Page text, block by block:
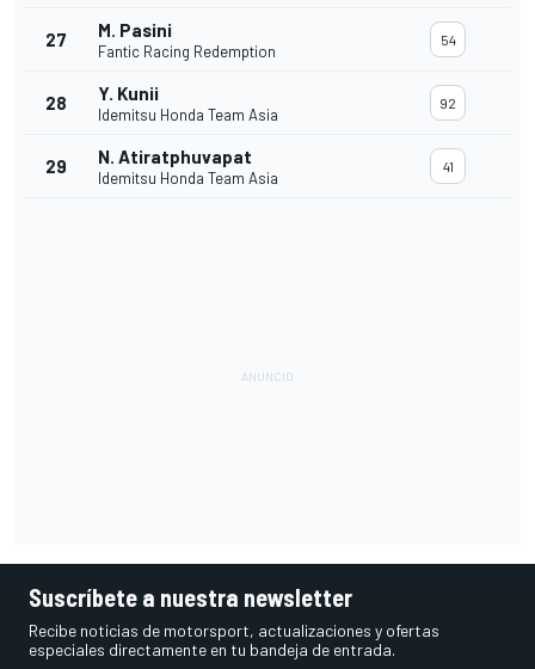
27 M. Pasini
Fantic Racing Redemption
54
28 Y. Kunii
Idemitsu Honda Team Asia
92
29 N. Atiratphuvapat
Idemitsu Honda Team Asia
41
Suscríbete a nuestra newsletter
Recibe noticias de motorsport, actualizaciones y ofertas
especiales directamente en tu bandeja de entrada.